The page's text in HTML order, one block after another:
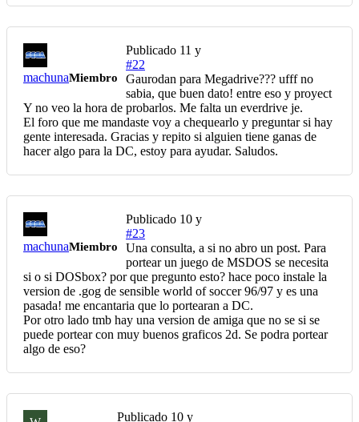
machunaMiembro
Publicado 11 y
#22
Gaurodan para Megadrive??? ufff no
sabia, que buen dato! entre eso y proyect
Y no veo la hora de probarlos. Me falta un everdrive je.
El foro que me mandaste voy a chequearlo y preguntar si hay
gente interesada. Gracias y repito si alguien tiene ganas de
hacer algo para la DC, estoy para ayudar. Saludos.
machunaMiembro
Publicado 10 y
#23
Una consulta, a si no abro un post. Para
portear un juego de MSDOS se necesita
si o si DOSbox? por que pregunto esto? hace poco instale la
version de .gog de sensible world of soccer 96/97 y es una
pasada! me encantaria que lo portearan a DC.
Por otro lado tmb hay una version de amiga que no se si se
puede portear con muy buenos graficos 2d. Se podra portear
algo de eso?
Publicado 10 y